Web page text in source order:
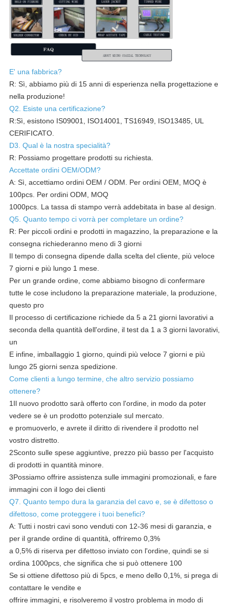
E' una fabbrica?
R: Sì, abbiamo più di 15 anni di esperienza nella progettazione e
nella produzione!
Q2. Esiste una certificazione?
R:Sì, esistono IS09001, ISO14001, TS16949, ISO13485, UL
CERIFICATO.
D3. Qual è la nostra specialità?
R: Possiamo progettare prodotti su richiesta.
Accettate ordini OEM/ODM?
A: Sì, accettiamo ordini OEM / ODM. Per ordini OEM, MOQ è
100pcs. Per ordini ODM, MOQ
1000pcs. La tassa di stampo verrà addebitata in base al design.
Q5. Quanto tempo ci vorrà per completare un ordine?
R: Per piccoli ordini e prodotti in magazzino, la preparazione e la
consegna richiederanno meno di 3 giorni
Il tempo di consegna dipende dalla scelta del cliente, più veloce
7 giorni e più lungo 1 mese.
Per un grande ordine, come abbiamo bisogno di confermare
tutte le cose includono la preparazione materiale, la produzione,
questo pro
Il processo di certificazione richiede da 5 a 21 giorni lavorativi a
seconda della quantità dell'ordine, il test da 1 a 3 giorni lavorativi,
un
E infine, imballaggio 1 giorno, quindi più veloce 7 giorni e più
lungo 25 giorni senza spedizione.
Come clienti a lungo termine, che altro servizio possiamo
ottenere?
1Il nuovo prodotto sarà offerto con l'ordine, in modo da poter
vedere se è un prodotto potenziale sul mercato.
e promuoverlo, e avrete il diritto di rivendere il prodotto nel
vostro distretto.
2Sconto sulle spese aggiuntive, prezzo più basso per l'acquisto
di prodotti in quantità minore.
3Possiamo offrire assistenza sulle immagini promozionali, e fare
immagini con il logo dei clienti
Q7. Quanto tempo dura la garanzia del cavo e, se è difettoso o
difettoso, come proteggere i tuoi benefici?
A: Tutti i nostri cavi sono venduti con 12-36 mesi di garanzia, e
per il grande ordine di quantità, offriremo 0,3%
a 0,5% di riserva per difettoso inviato con l'ordine, quindi se si
ordina 1000pcs, che significa che si può ottenere 100
Se si ottiene difettoso più di 5pcs, e meno dello 0,1%, si prega di
contattare le vendite e
offrire immagini, e risolveremo il vostro problema in modo di